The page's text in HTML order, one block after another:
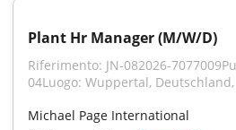
Plant Hr Manager (M/W/D)
Riferimento: JN-082026-
04Luogo: Wuppertal,
Michael Page International